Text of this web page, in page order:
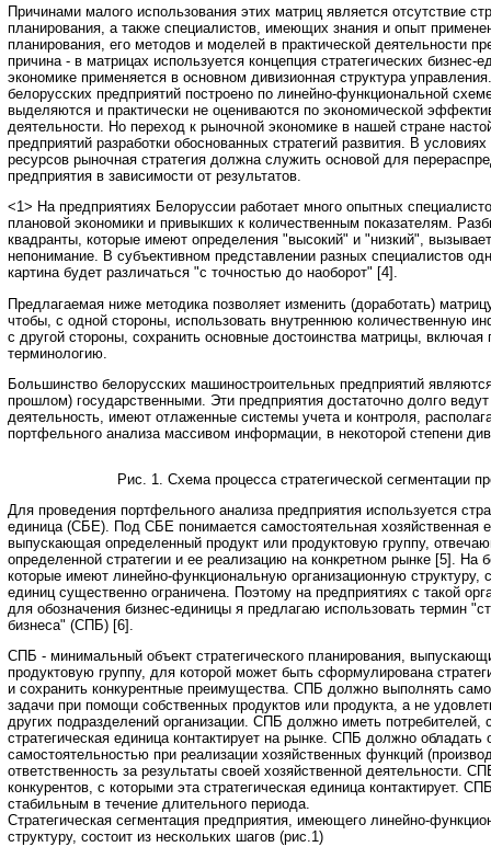
Причинами малого использования этих матриц является отсутствие
планирования, а также специалистов, имеющих знания и опыт
планирования, его методов и моделей в практической деятельности
причина - в матрицах используется концепция стратегических бизнес-
экономике применяется в основном дивизионная структура
белорусских предприятий построено по линейно-функциональной
выделяются и практически не оцениваются по экономической
деятельности. Но переход к рыночной экономике в нашей стране
предприятий разработки обоснованных стратегий развития. В
ресурсов рыночная стратегия должна служить основой для
предприятия в зависимости от результатов.
<1> На предприятиях Белоруссии работает много опытных
плановой экономики и привыкших к количественным показателям.
квадранты, которые имеют определения "высокий" и "низкий",
непонимание. В субъективном представлении разных специалистов
картина будет различаться "с точностью до наоборот" [4].
Предлагаемая ниже методика позволяет изменить (доработать)
чтобы, с одной стороны, использовать внутреннюю количественную
с другой стороны, сохранить основные достоинства матрицы, включая
терминологию.
Большинство белорусских машиностроительных предприятий
прошлом) государственными. Эти предприятия достаточно долго
деятельность, имеют отлаженные системы учета и контроля,
портфельного анализа массивом информации, в некоторой степени
Рис. 1. Схема процесса стратегической сегментации
Для проведения портфельного анализа предприятия используется
единица (СБЕ). Под СБЕ понимается самостоятельная хозяйственная
выпускающая определенный продукт или продуктовую группу,
определенной стратегии и ее реализацию на конкретном рынке [5]. На
которые имеют линейно-функциональную организационную структуру,
единиц существенно ограничена. Поэтому на предприятиях с такой
для обозначения бизнес-единицы я предлагаю использовать термин
бизнеса" (СПБ) [6].
СПБ - минимальный объект стратегического планирования,
продуктовую группу, для которой может быть сформулирована
и сохранить конкурентные преимущества. СПБ должно выполнять
задачи при помощи собственных продуктов или продукта, а не
других подразделений организации. СПБ должно иметь потребителей,
стратегическая единица контактирует на рынке. СПБ должно обладать
самостоятельностью при реализации хозяйственных функций
ответственность за результаты своей хозяйственной деятельности.
конкурентов, с которыми эта стратегическая единица контактирует.
стабильным в течение длительного периода.
Стратегическая сегментация предприятия, имеющего линейно-
структуру, состоит из нескольких шагов (рис.1)